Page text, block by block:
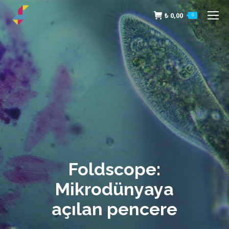
₺ 0,00 0
Foldscope:
Mikrodünyaya
açılan pencere